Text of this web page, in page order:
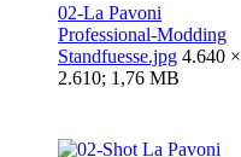
02-La Pavoni
Professional-Modding
Standfuesse.jpg 4.640 ×
2.610; 1,76 MB